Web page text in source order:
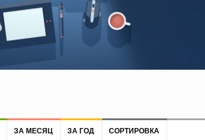
ЗА МЕСЯЦ ЗА ГОД СОРТИРОВКА